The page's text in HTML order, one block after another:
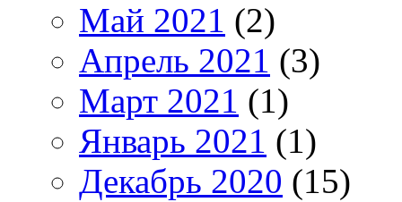
Май 2021 (2)
Апрель 2021 (3)
Март 2021 (1)
Январь 2021 (1)
Декабрь 2020 (15)